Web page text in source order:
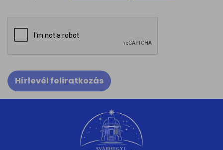
Hírlevél feliratkozás